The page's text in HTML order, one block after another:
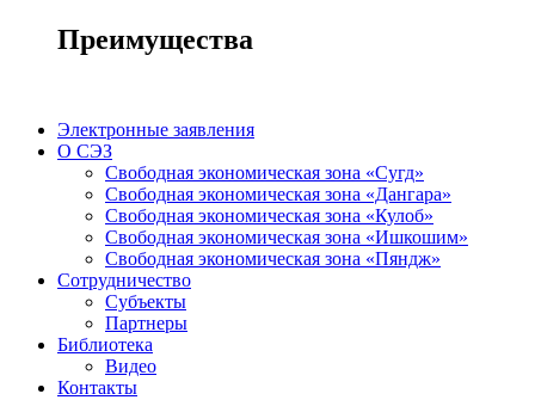
Преимущества
Электронные заявления
О СЭЗ
Свободная экономическая зона «Сугд»
Свободная экономическая зона «Дангара»
Свободная экономическая зона «Кулоб»
Свободная экономическая зона «Ишкошим»
Свободная экономическая зона «Пяндж»
Сотрудничество
Субъекты
Партнеры
Библиотека
Видео
Контакты